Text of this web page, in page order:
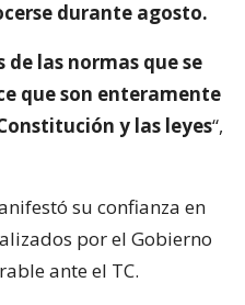
durante agosto.
las normas que se
que son enteramente
y las leyes“,
su confianza en
por el Gobierno
ante el TC.